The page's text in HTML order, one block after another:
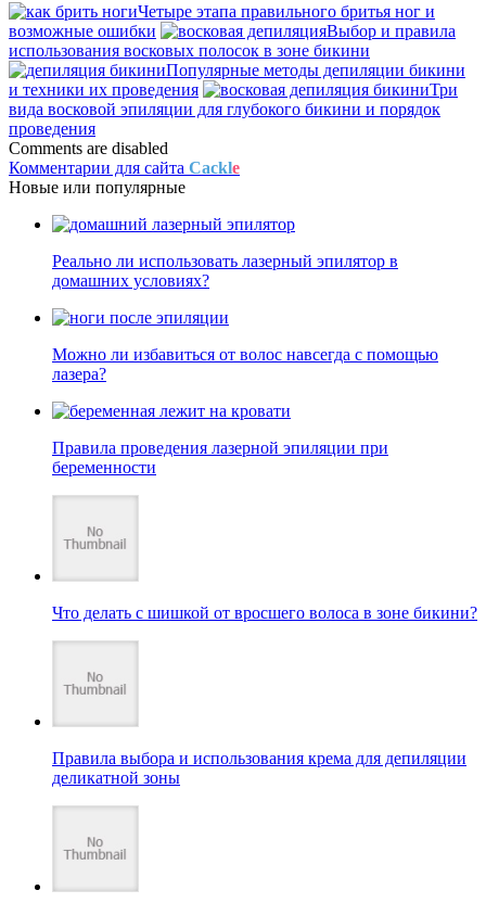
Четыре этапа правильного бритья ног и
возможные ошибки
Выбор и правила
использования восковых полосок в зоне бикини
Популярные методы депиляции бикини
и техники их проведения
Три
вида восковой эпиляции для глубокого бикини и порядок
проведения
Comments are disabled
Комментарии для сайта Cackle
Новые или популярные
Реально ли использовать лазерный эпилятор в
домашних условиях?
Можно ли избавиться от волос навсегда с помощью
лазера?
Правила проведения лазерной эпиляции при
беременности
Что делать с шишкой от вросшего волоса в зоне бикини?
Правила выбора и использования крема для депиляции
деликатной зоны